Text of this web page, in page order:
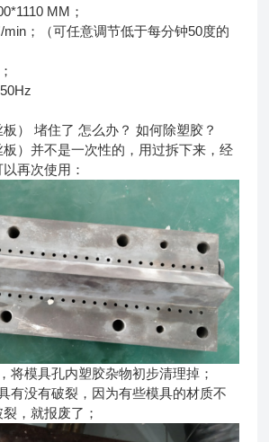
MM；
；（可任意调节低于每分钟50度的
） 堵住了 怎么办？ 如何除塑胶？
）并不是一次性的，用过拆下来，经
再次使用：
将模具孔内塑胶杂物初步清理掉；
有没有破裂，因为有些模具的材质不
，就报废了；